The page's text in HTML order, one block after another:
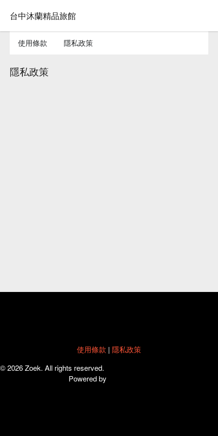
台中沐蘭精品旅館
使用條款 隱私政策
隱私政策
使用條款 | 隱私政策
© 2026 Zoek. All rights reserved.
Powered by